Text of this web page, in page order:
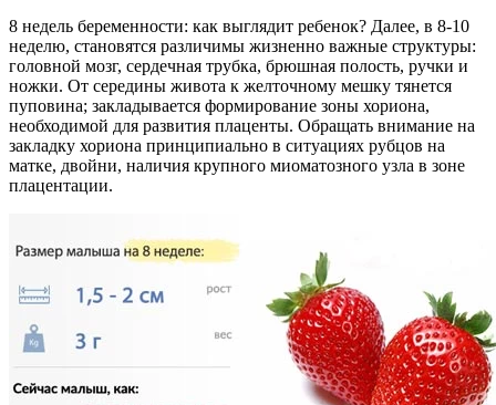
8 недель беременности: как выглядит ребенок? Далее, в 8-10
неделю, становятся различимы жизненно важные структуры:
головной мозг, сердечная трубка, брюшная полость, ручки и
ножки. От середины живота к желточному мешку тянется
пуповина; закладывается формирование зоны хориона,
необходимой для развития плаценты. Обращать внимание на
закладку хориона принципиально в ситуациях рубцов на
матке, двойни, наличия крупного миоматозного узла в зоне
плацентации.